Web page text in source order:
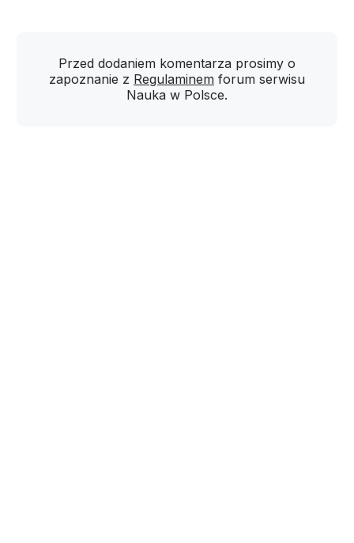
Przed dodaniem komentarza prosimy o
zapoznanie z Regulaminem forum serwisu
Nauka w Polsce.